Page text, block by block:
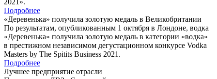
2021».
Подробнее
«Деревенька» получила золотую медаль в Великобритании
По результатам, опубликованным 1 октября в Лондоне, водка
«Деревенька» получила золотую медаль в категории «водка»
в престижном независимом дегустационном конкурсе Vodka
Masters by The Spitits Business 2021.
Подробнее
Лучшее предприятие отрасли